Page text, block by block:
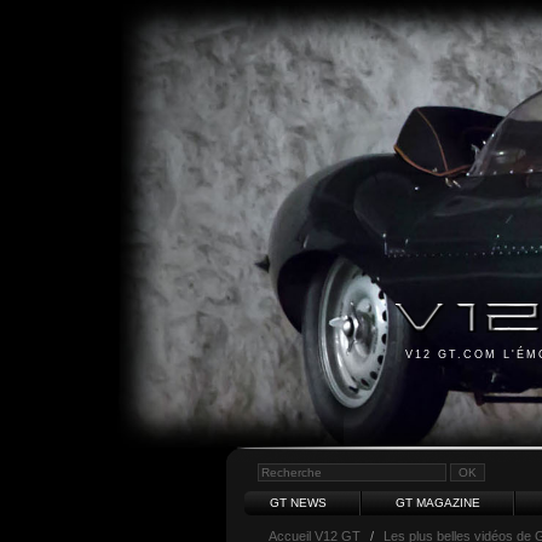
V12 GT.COM
GT NEWS GT MAGAZINE
Accueil V12 GT / Les plus belles vidéos de